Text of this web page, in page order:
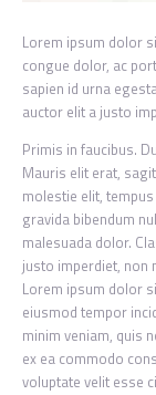
Lorem ipsum dolor
congue dolor, ac
sapien id urna
auctor elit a justo
Primis in faucibus.
Mauris elit erat,
molestie elit,
gravida bibendum
malesuada dolor.
justo imperdiet, non
Lorem ipsum dolor
eiusmod tempor
minim veniam, quis
ex ea commodo
voluptate velit esse